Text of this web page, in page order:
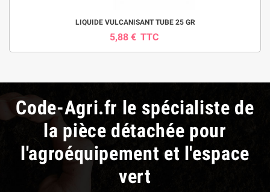
LIQUIDE VULCANISANT TUBE 25 GR
5,88 € TTC
Code-Agri.fr le spécialiste de
la pièce détachée pour
l'agroéquipement et l'espace
vert